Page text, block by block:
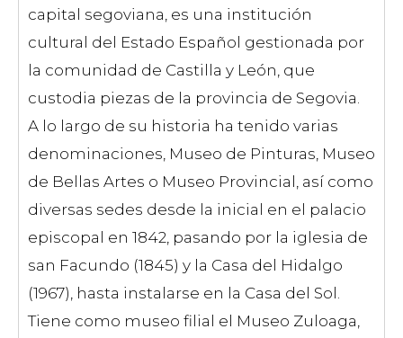
capital segoviana, es una institución
cultural del Estado Español gestionada por
la comunidad de Castilla y León, que
custodia piezas de la provincia de Segovia.
A lo largo de su historia ha tenido varias
denominaciones, Museo de Pinturas, Museo
de Bellas Artes o Museo Provincial, así como
diversas sedes desde la inicial en el palacio
episcopal en 1842, pasando por la iglesia de
san Facundo (1845) y la Casa del Hidalgo
(1967), hasta instalarse en la Casa del Sol.
Tiene como museo filial el Museo Zuloaga,